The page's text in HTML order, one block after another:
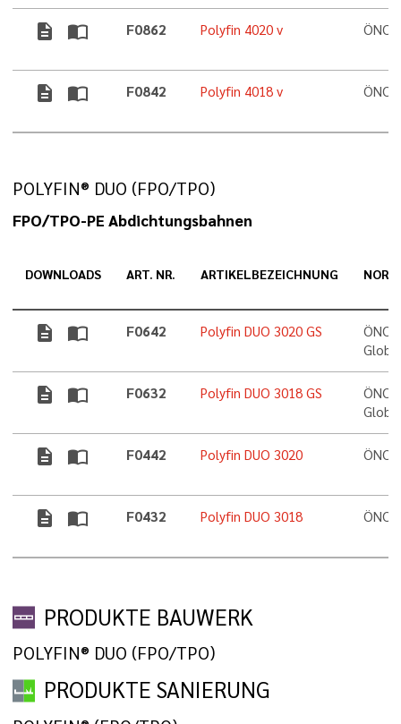
description import_contacts F0862 Polyfin 4020 v
description import_contacts F0842 Polyfin 4018 v
POLYFIN® DUO (FPO/TPO)
FPO/TPO-PE Abdichtungsbahnen
DOWNLOADS ART. NR. ARTIKELBEZEICHNUNG
description import_contacts F0642 Polyfin DUO 3020 GS
description import_contacts F0632 Polyfin DUO 3018 GS
description import_contacts F0442 Polyfin DUO 3020
description import_contacts F0432 Polyfin DUO 3018
PRODUKTE BAUWERK
POLYFIN® DUO (FPO/TPO)
PRODUKTE SANIERUNG